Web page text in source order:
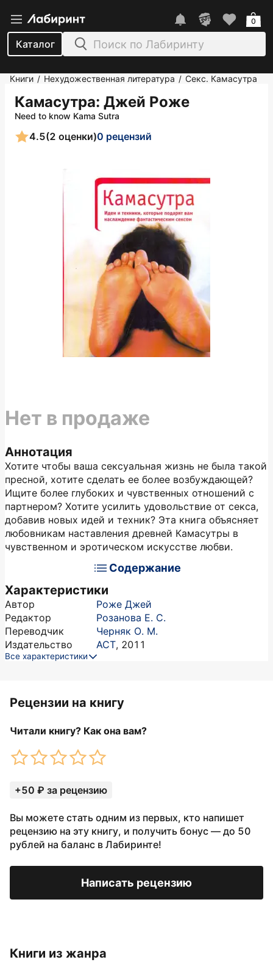
Каталог
0
Книги / Нехудожественная литература / Секс. Камасутра
Камасутра: Джей Роже
Need to know Kama Sutra
4.5(2 оценки)0 рецензий
Аннотация
Хотите чтобы ваша сексуальная жизнь не была такой
пресной, хотите сделать ее более возбуждающей?
Ищите более глубоких и чувственных отношений с
партнером? Хотите усилить удовольствие от секса,
добавив новых идей и техник? Эта книга объясняет
любовникам наставления древней Камасутры в
чувственном и эротическом искусстве любви.
Содержание
Характеристики
Автор
Роже Джей
Редактор
Розанова Е. С.
Переводчик
Черняк О. М.
Издательство
АСТ, 2011
Все характеристики
Нет в продаже
Рецензии на книгу
Читали книгу? Как она вам?
+50 ₽ за рецензию
Вы можете стать одним из первых, кто напишет
рецензию на эту книгу, и получить бонус — до 50
рублей на баланс в Лабиринте!
Написать рецензию
Книги из жанра